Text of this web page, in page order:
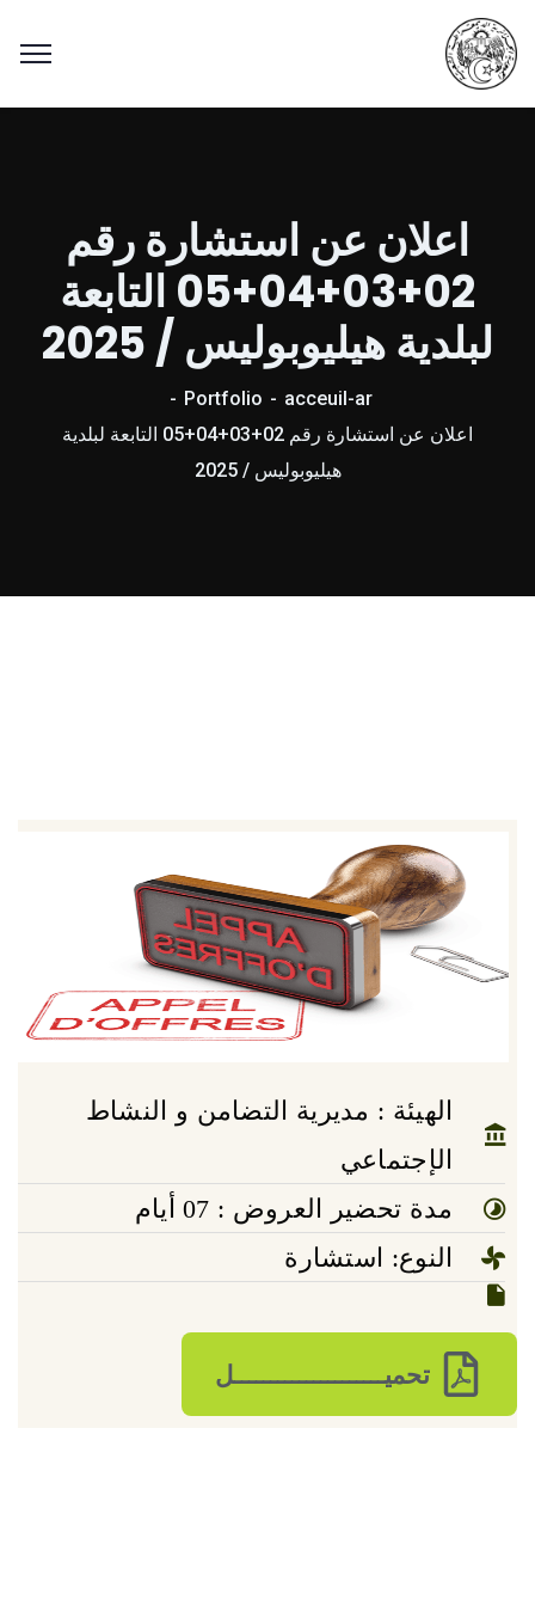
اعلان عن استشارة رقم
02+03+04+05 التابعة
لبلدية هيليوبوليس / 2025
acceuil-ar
Portfolio
اعلان عن استشارة رقم 02+03+04+05 التابعة لبلدية
هيليوبوليس / 2025
الهيئة : مديرية التضامن و النشاط
الإجتماعي
مدة تحضير العروض : 07 أيام
النوع: استشارة
تحميـــــــــــــــــــــل